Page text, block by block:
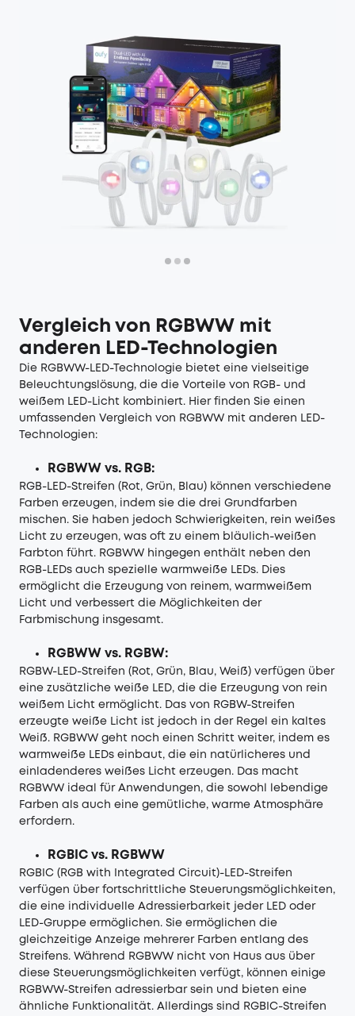
Vergleich von RGBWW mit
anderen LED-Technologien
Die RGBWW-LED-Technologie bietet eine vielseitige
Beleuchtungslösung, die die Vorteile von RGB- und
weißem LED-Licht kombiniert. Hier finden Sie einen
umfassenden Vergleich von RGBWW mit anderen LED-
Technologien:
RGBWW vs. RGB:
RGB-LED-Streifen (Rot, Grün, Blau) können verschiedene
Farben erzeugen, indem sie die drei Grundfarben
mischen. Sie haben jedoch Schwierigkeiten, rein weißes
Licht zu erzeugen, was oft zu einem bläulich-weißen
Farbton führt. RGBWW hingegen enthält neben den
RGB-LEDs auch spezielle warmweiße LEDs. Dies
ermöglicht die Erzeugung von reinem, warmweißem
Licht und verbessert die Möglichkeiten der
Farbmischung insgesamt.
RGBWW vs. RGBW:
RGBW-LED-Streifen (Rot, Grün, Blau, Weiß) verfügen über
eine zusätzliche weiße LED, die die Erzeugung von rein
weißem Licht ermöglicht. Das von RGBW-Streifen
erzeugte weiße Licht ist jedoch in der Regel ein kaltes
Weiß. RGBWW geht noch einen Schritt weiter, indem es
warmweiße LEDs einbaut, die ein natürlicheres und
einladenderes weißes Licht erzeugen. Das macht
RGBWW ideal für Anwendungen, die sowohl lebendige
Farben als auch eine gemütliche, warme Atmosphäre
erfordern.
RGBIC vs. RGBWW
RGBIC (RGB with Integrated Circuit)-LED-Streifen
verfügen über fortschrittliche Steuerungsmöglichkeiten,
die eine individuelle Adressierbarkeit jeder LED oder
LED-Gruppe ermöglichen. Sie ermöglichen die
gleichzeitige Anzeige mehrerer Farben entlang des
Streifens. Während RGBWW nicht von Haus aus über
diese Steuerungsmöglichkeiten verfügt, können einige
RGBWW-Streifen adressierbar sein und bieten eine
ähnliche Funktionalität. Allerdings sind RGBIC-Streifen